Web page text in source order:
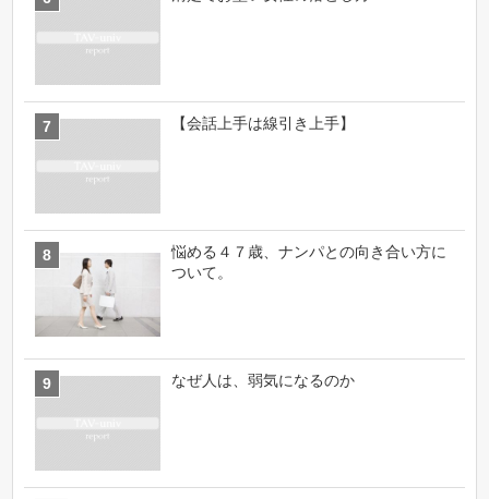
【会話上手は線引き上手】
悩める４７歳、ナンパとの向き合い方に
ついて。
なぜ人は、弱気になるのか